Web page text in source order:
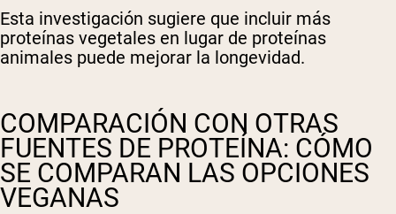
Esta investigación sugiere que incluir más
proteínas vegetales en lugar de proteínas
animales puede mejorar la longevidad.
COMPARACIÓN CON OTRAS
FUENTES DE PROTEÍNA: CÓMO
SE COMPARAN LAS OPCIONES
VEGANAS